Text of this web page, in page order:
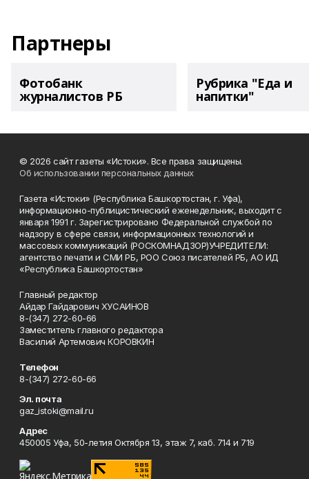
Партнеры
Фотобанк
журналистов РБ
Рубрика "Еда и
напитки"
© 2026 сайт газеты «Истоки». Все права защищены.
Об использовании персональных данных
Газета «Истоки» (Республика Башкортостан, г. Уфа),
информационно-публицистический еженедельник, выходит с
января 1991 г. Зарегистрировано Федеральной службой по
надзору в сфере связи, информационных технологий и
массовых коммуникаций (РОСКОМНАДЗОР)УЧРЕДИТЕЛИ:
агентство печати и СМИ РБ, РОО Союз писателей РБ, АО ИД
«Республика Башкортостан»
Главный редактор
Айдар Гайдарович ХУСАИНОВ
8-(347) 272-60-66
Заместитель главного редактора
Василий Артемович КОРОВКИН
Телефон
8-(347) 272-60-66
Эл. почта
gaz_istoki@mail.ru
Адрес
450005 Уфа, 50-летия Октября 13, этаж 7, каб. 714 и 719